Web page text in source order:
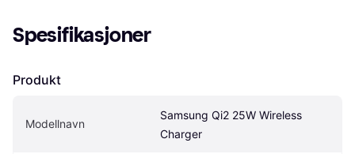
Spesifikasjoner
Produkt
Modellnavn
Samsung Qi2 25W Wireless
Charger